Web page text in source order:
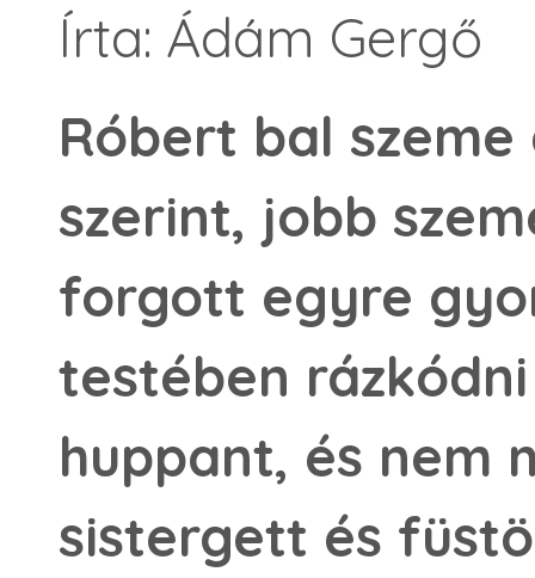
Írta: Ádám Gergő
Róbert bal
szerint, jobb
forgott egyre
testében
huppant, és nem
sistergett és